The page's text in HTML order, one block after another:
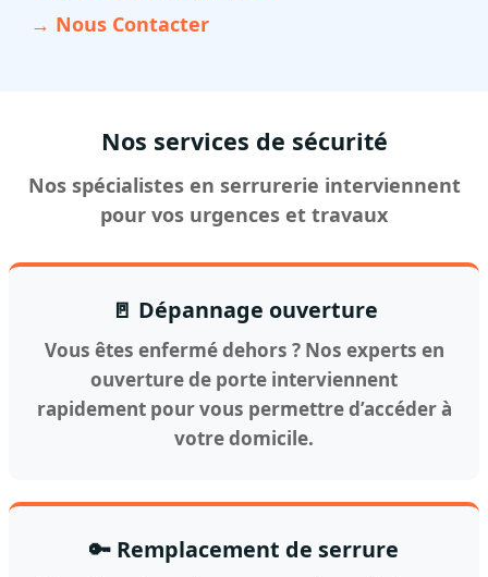
→ Nous Contacter
Nos services de sécurité
Nos spécialistes en serrurerie interviennent
pour vos urgences et travaux
🚪 Dépannage ouverture
Vous êtes enfermé dehors ? Nos experts en
ouverture de porte interviennent
rapidement pour vous permettre d’accéder à
votre domicile.
🔑 Remplacement de serrure